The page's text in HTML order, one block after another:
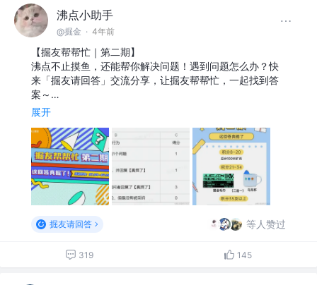
沸点小助手
@掘金 · 4年前
【掘友帮帮忙｜第二期】
沸点不止摸鱼，还能帮你解决问题！遇到问题怎么办？快
来「掘友请回答」交流分享，让掘友帮帮忙，一起找到答
案～…
展开
掘友请回答 等人赞过
319 145